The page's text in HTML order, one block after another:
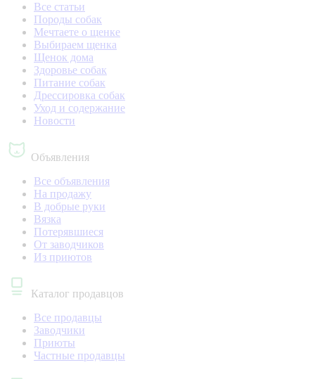
Все статьи
Породы собак
Мечтаете о щенке
Выбираем щенка
Щенок дома
Здоровье собак
Питание собак
Дрессировка собак
Уход и содержание
Новости
Объявления
Все объявления
На продажу
В добрые руки
Вязка
Потерявшиеся
От заводчиков
Из приютов
Каталог продавцов
Все продавцы
Заводчики
Приюты
Частные продавцы